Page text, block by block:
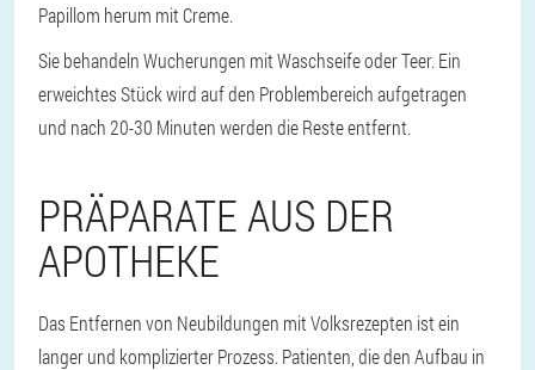
Papillom herum mit Creme.
Sie behandeln Wucherungen mit Waschseife oder Teer. Ein
erweichtes Stück wird auf den Problembereich aufgetragen
und nach 20-30 Minuten werden die Reste entfernt.
PRÄPARATE AUS DER
APOTHEKE
Das Entfernen von Neubildungen mit Volksrezepten ist ein
langer und komplizierter Prozess. Patienten, die den Aufbau in